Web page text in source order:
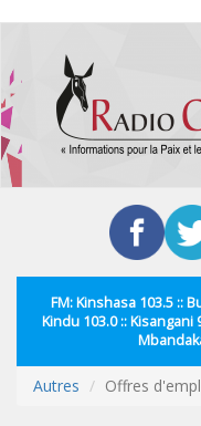
contenu
principal
FM: Kinshasa 103.5 ::
Kindu 103.0 :: Kisangani
Autres Offres